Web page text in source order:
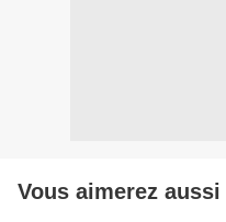
Vous aimerez aussi